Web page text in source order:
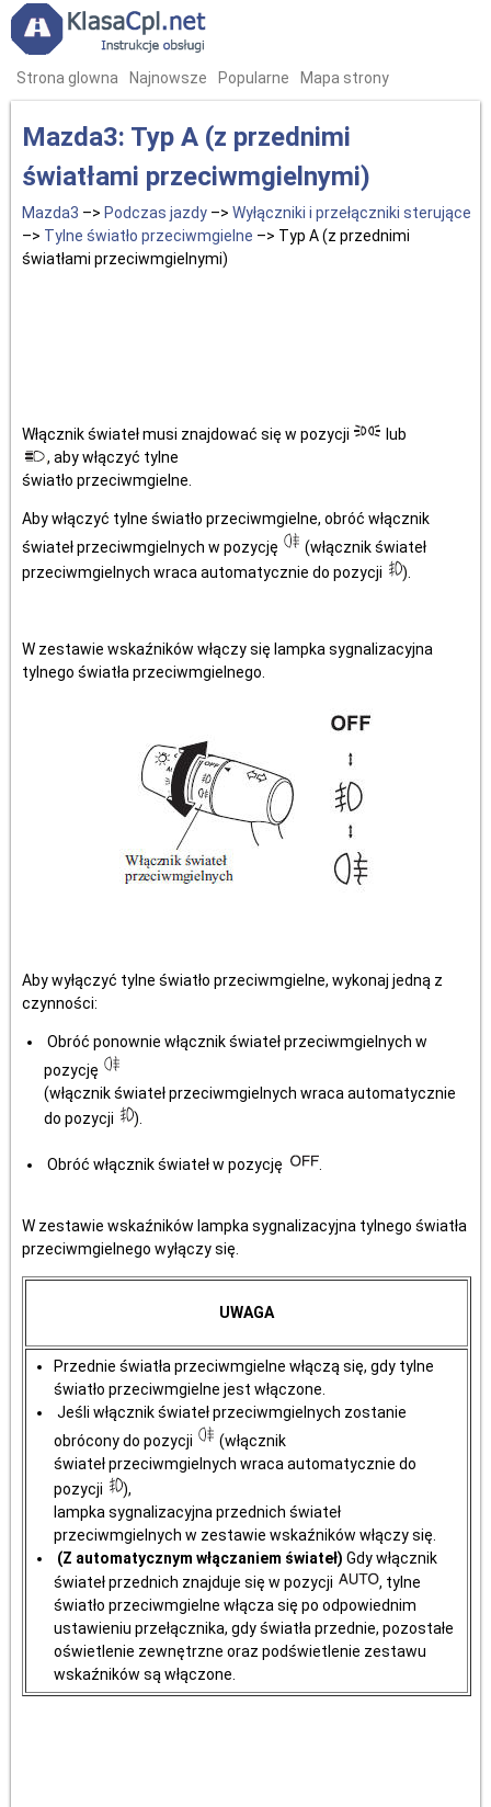
Strona glowna Najnowsze Popularne Mapa strony
Mazda3: Typ A (z przednimi
światłami przeciwmgielnymi)
Mazda3 –> Podczas jazdy –> Wyłączniki i przełączniki sterujące
–> Tylne światło przeciwmgielne –> Typ A (z przednimi
światłami przeciwmgielnymi)
Włącznik świateł musi znajdować się w pozycji
lub
, aby włączyć tylne
światło przeciwmgielne.
Aby włączyć tylne światło przeciwmgielne, obróć włącznik
świateł przeciwmgielnych w pozycję
(włącznik świateł
przeciwmgielnych wraca automatycznie do pozycji
).
W zestawie wskaźników włączy się lampka sygnalizacyjna
tylnego światła przeciwmgielnego.
Aby wyłączyć tylne światło przeciwmgielne, wykonaj jedną z
czynności:
Obróć ponownie włącznik świateł przeciwmgielnych w
pozycję
(włącznik świateł przeciwmgielnych wraca automatycznie
do pozycji
).
Obróć włącznik świateł w pozycję
W zestawie wskaźników lampka sygnalizacyjna tylnego światła
przeciwmgielnego wyłączy się.
UWAGA
Przednie światła przeciwmgielne włączą się, gdy tylne
światło przeciwmgielne jest włączone.
Jeśli włącznik świateł przeciwmgielnych zostanie
obrócony do pozycji
(włącznik
świateł przeciwmgielnych wraca automatycznie do
pozycji
),
lampka sygnalizacyjna przednich świateł
przeciwmgielnych w zestawie wskaźników włączy się.
(Z automatycznym włączaniem świateł) Gdy włącznik
świateł przednich znajduje się w pozycji
, tylne
światło przeciwmgielne włącza się po odpowiednim
ustawieniu przełącznika, gdy światła przednie, pozostałe
oświetlenie zewnętrzne oraz podświetlenie zestawu
wskaźników są włączone.